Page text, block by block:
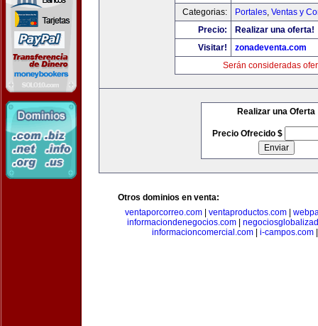
Categorias:
Portales, Ventas y
Precio:
Realizar una oferta!
Visitar!
zonadeventa.com
Serán consideradas
Realizar una Oferta
Precio Ofrecido $
Otros dominios en venta:
ventaporcorreo.com
ventaproductos.com
informaciondenegocios.com|
informacioncomercial.com| i-campos.com